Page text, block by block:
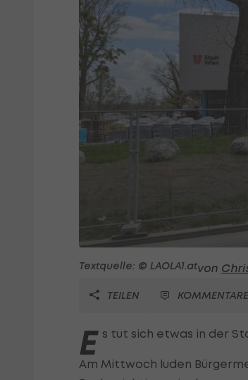
Textquelle: © LAOLA1.atvon
TEILEN KOMMENTARE
E s tut sich etwas in der
Am Mittwoch luden